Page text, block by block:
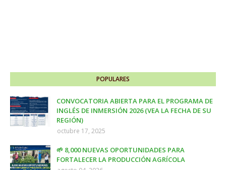
POPULARES
CONVOCATORIA ABIERTA PARA EL PROGRAMA DE
INGLÉS DE INMERSIÓN 2026 (VEA LA FECHA DE SU
REGIÓN)
octubre 17, 2025
🌱 8,000 NUEVAS OPORTUNIDADES PARA
FORTALECER LA PRODUCCIÓN AGRÍCOLA